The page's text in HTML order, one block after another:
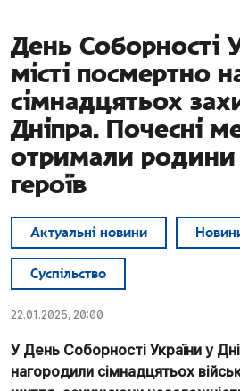
День Соборності
місті посмертно
сімнадцятьох
Дніпра. Почесні
отримали родини
героїв
Актуальні новини
Суспільство
22.01.2025, 20:00
У День Соборності України у
нагородили сімнадцятьох